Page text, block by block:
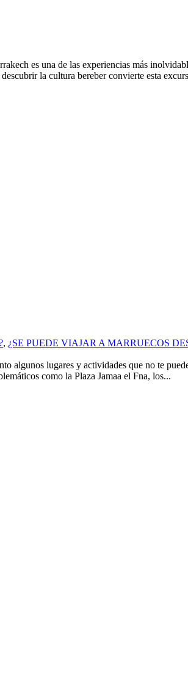
es una de las experiencias más
la cultura bereber convierte esta
, ¿SE PUEDE VIAJAR A MARRUECOS
lugares y actividades que no te
como la Plaza Jamaa el Fna, los...